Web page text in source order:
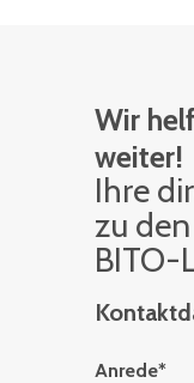
Wir
weiter!
Ihre
zu
BITO-
Anrede*